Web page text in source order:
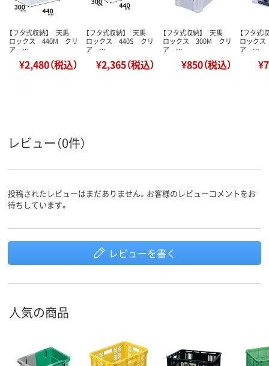
【フタ式収納】 天馬
ロックス 440M クリ
ア …
¥2,480（税込）
【フタ式収納】 天馬
ロックス 440S クリ
ア …
¥2,365（税込）
【フタ式収納】 天馬
ロックス 300M クリ
ア …
¥850（税込）
【フタ
ロック
ア …
レビュー（0件）
投稿されたレビューはまだありません。お客様のレビューコメントをお
待ちしています。
レビューを書く
人気の商品